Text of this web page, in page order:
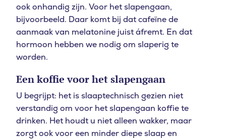
ook onhandig zijn. Voor het slapengaan,
bijvoorbeeld. Daar komt bij dat cafeïne de
aanmaak van melatonine juist áfremt. En dat
hormoon hebben we nodig om slaperig te
worden.
Een koffie voor het slapengaan
U begrijpt: het is slaaptechnisch gezien niet
verstandig om voor het slapengaan koffie te
drinken. Het houdt u niet alleen wakker, maar
zorgt ook voor een minder diepe slaap en